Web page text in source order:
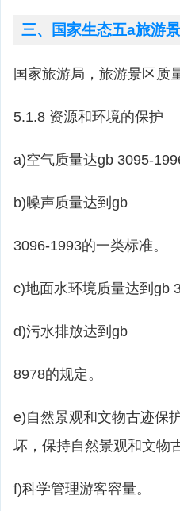
三、国家生态五a旅游
国家旅游局，旅游景区质
5.1.8 资源和环境的保护
a)空气质量达gb 3095-
b)噪声质量达到gb
3096-1993的一类标准。
c)地面水环境质量达到gb
d)污水排放达到gb
8978的规定。
e)自然景观和文物古迹保
坏，保持自然景观和文物
f)科学管理游客容量。